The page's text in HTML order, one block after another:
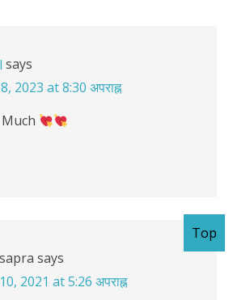
says
2023 at 8:30 अपराह्न
says
2021 at 5:26 अपराह्न
Top